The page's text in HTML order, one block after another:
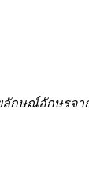
ษณ์อักษรจา